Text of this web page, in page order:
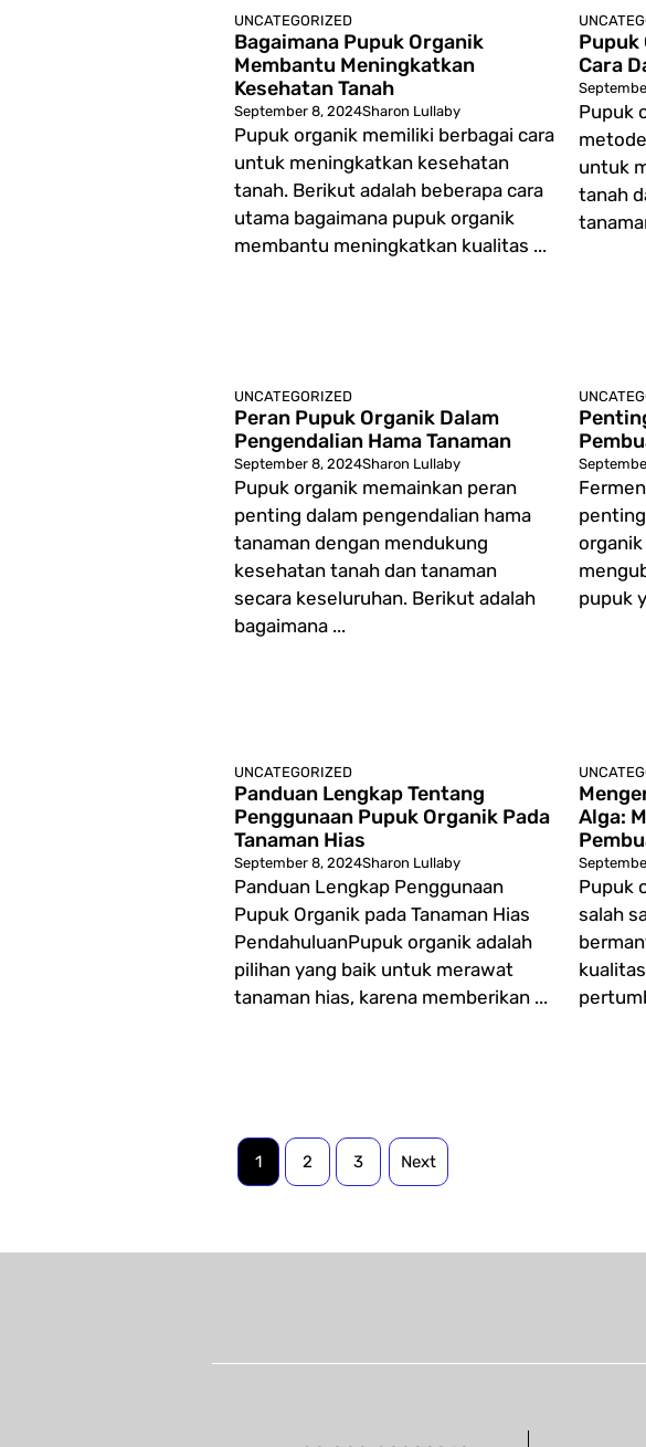
UNCATEGORIZED
Bagaimana Pupuk Organik
Membantu Meningkatkan
Kesehatan Tanah
September 8, 2024Sharon Lullaby
Pupuk organik memiliki berbagai cara
untuk meningkatkan kesehatan
tanah. Berikut adalah beberapa cara
utama bagaimana pupuk organik
membantu meningkatkan kualitas ...
Pupuk
Cara
Pupuk
untuk
tanah
UNCATEGORIZED
Peran Pupuk Organik Dalam
Pengendalian Hama Tanaman
September 8, 2024Sharon Lullaby
Pupuk organik memainkan peran
penting dalam pengendalian hama
tanaman dengan mendukung
kesehatan tanah dan tanaman
secara keseluruhan. Berikut adalah
bagaimana ...
pupuk
UNCATEGORIZED
Panduan Lengkap Tentang
Penggunaan Pupuk Organik Pada
Tanaman Hias
September 8, 2024Sharon Lullaby
Panduan Lengkap Penggunaan
Pupuk Organik pada Tanaman Hias
PendahuluanPupuk organik adalah
pilihan yang baik untuk merawat
tanaman hias, karena memberikan ...
Alga:
Pupuk
salah
1 2 3 Next